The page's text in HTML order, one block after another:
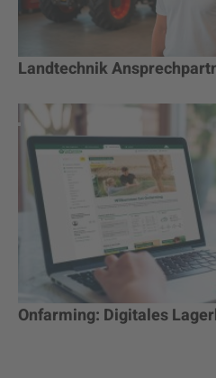
Landtechnik
Onfarming: Digitales